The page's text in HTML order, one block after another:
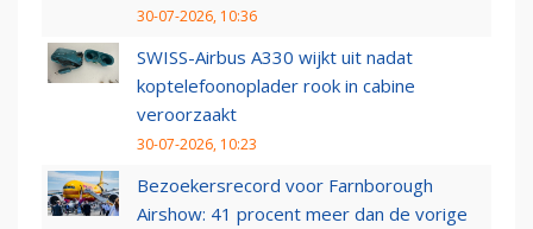
30-07-2026, 10:36
SWISS-Airbus A330 wijkt uit nadat
koptelefoonoplader rook in cabine
veroorzaakt
30-07-2026, 10:23
Bezoekersrecord voor Farnborough
Airshow: 41 procent meer dan de vorige